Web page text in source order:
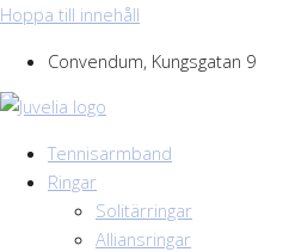
Hoppa till innehåll
Convendum, Kungsgatan 9
Tennisarmband
Ringar
Solitärringar
Alliansringar